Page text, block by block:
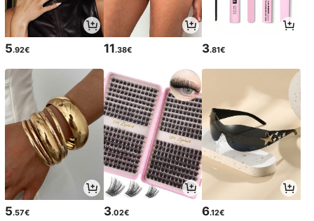
5.92€ 11.38€ 3.81€
5.57€ 3.02€ 6.12€